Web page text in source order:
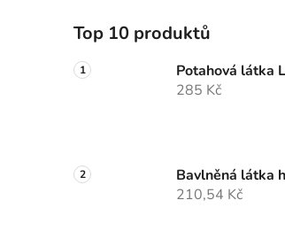
Top 10 produktů
Potahová látka
285 Kč
Bavlněná látka
210,54 Kč